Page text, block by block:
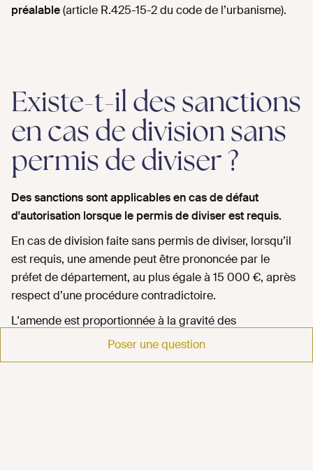
préalable(article R.425-15-2 du code de l’urbanisme).
Existe-t-il des sanctions
en cas de division sans
permis de diviser ?
Des sanctions sont applicables en cas de défaut
d'autorisation lorsque le permis de diviser est requis.
En cas de division faite sans permis de diviser, lorsqu’il
est requis, une amende peut être prononcée par le
préfet de département, au plus égale à 15 000 €, après
respect d’une procédure contradictoire.
L'amende est proportionnée à la gravité des
manquements constatés et ne peut être prononcée plus
Poser une question